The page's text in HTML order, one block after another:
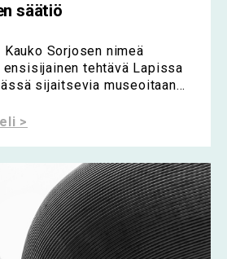
säätiö
Sorjosen nimeä
ensisijainen tehtävä Lapissa
sijaitsevia museoitaan...
>